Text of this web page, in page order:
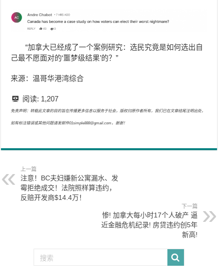
“加拿大已经成了一个案例研究：选民究竟是如何选出自
己最不愿面对的‘噩梦级结果’的？”
来源：温哥华港湾综合
阅读: 1,207
免责声明：转载此文章的目的旨在传播更多信息以服务于社会，版权归原作者所有，我们已在文章结尾注明出处，
如有标注错误或其他问题请发邮件01simple888@gmail.com，谢谢！
上一篇
注意！BC夫妇嫌新公寓漏水、发
霉拒绝成交！法院照样算违约，
反赔开发商$14.4万！
下一篇
惨! 加拿大每小时17个人破产 逼
近金融危机纪录! 房贷违约创5年
新高!